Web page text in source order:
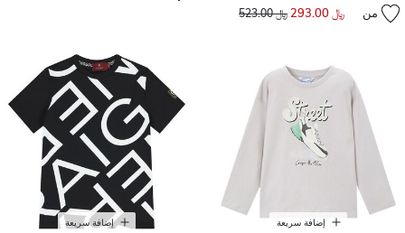
من ﷼ 293.00 سعر مخفض من﷼ 523.00
إضافة سريعة إضافة سريعة